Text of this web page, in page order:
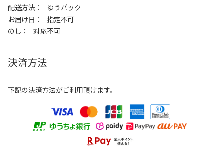
配送方法
ゆうパック
お届け日
指定不可
のし
対応不可
決済方法
下記の決済方法がご利用頂けます。